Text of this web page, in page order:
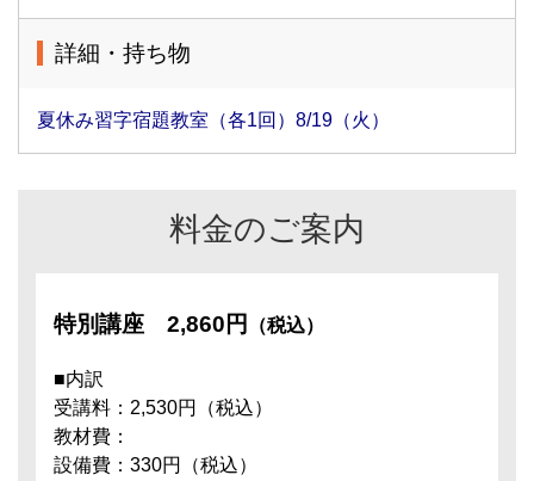
詳細・持ち物
夏休み習字宿題教室（各1回）8/19（火）
料金のご案内
特別講座 2,860円 （税込）
■内訳
受講料：2,530円（税込）
教材費：
設備費：330円（税込）